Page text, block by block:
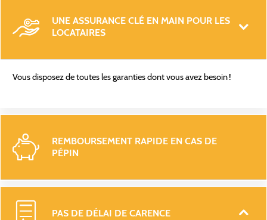
UNE ASSURANCE CLÉ EN MAIN POUR LES
LOCATAIRES
Vous disposez de toutes les garanties dont vous avez besoin !
REMBOURSEMENT RAPIDE EN CAS DE
PAS DE DÉLAI DE CARENCE